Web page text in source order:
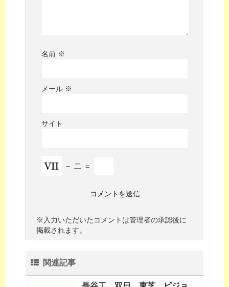
名前 ※
メール ※
サイト
− 二 =
※入力いただいたコメントは管理者の承認後に
掲載されます。
関連記事